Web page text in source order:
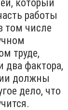
который
работы
том числе
труде,
два фактора,
должны
дело, что